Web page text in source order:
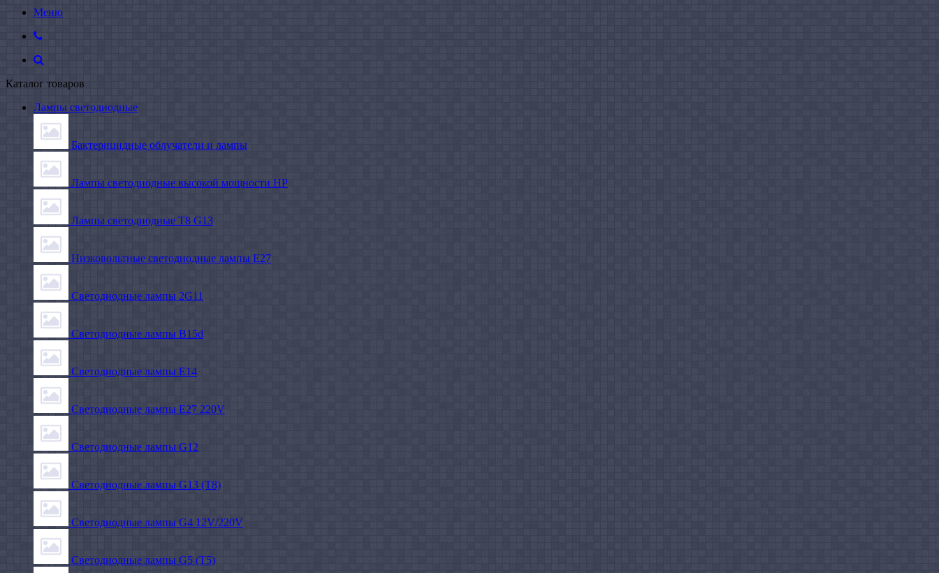
Меню
Каталог товаров
Лампы светодиодные
Бактерицидные облучатели и лампы
Лампы светодиодные высокой мощности HP
Лампы светодиодные Т8 G13
Низковольтные светодиодные лампы E27
Светодиодные лампы 2G11
Светодиодные лампы B15d
Светодиодные лампы E14
Светодиодные лампы E27 220V
Светодиодные лампы G12
Светодиодные лампы G13 (T8)
Светодиодные лампы G4 12V/220V
Светодиодные лампы G5 (T5)